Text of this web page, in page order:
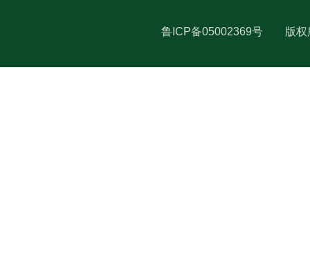
鲁ICP备05002369号 版